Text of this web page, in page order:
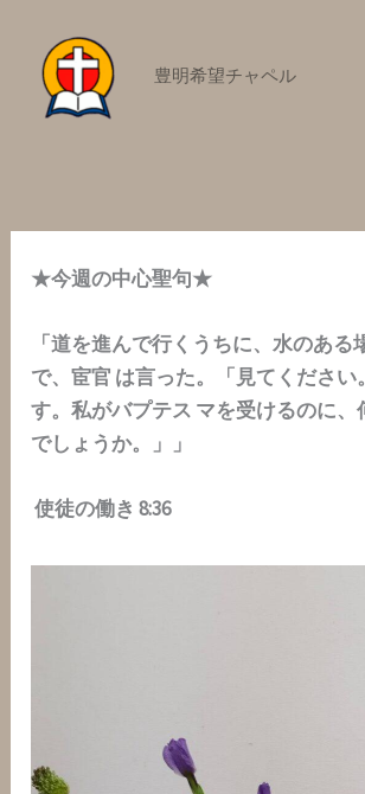
豊明希望チャペル
★今週の中心聖句★
「道を進んで行くうちに、水のある
で、宦官 は言った。「見てください
す。私がバプテス マを受けるのに、
でしょうか。」」
使徒の働き 8:36